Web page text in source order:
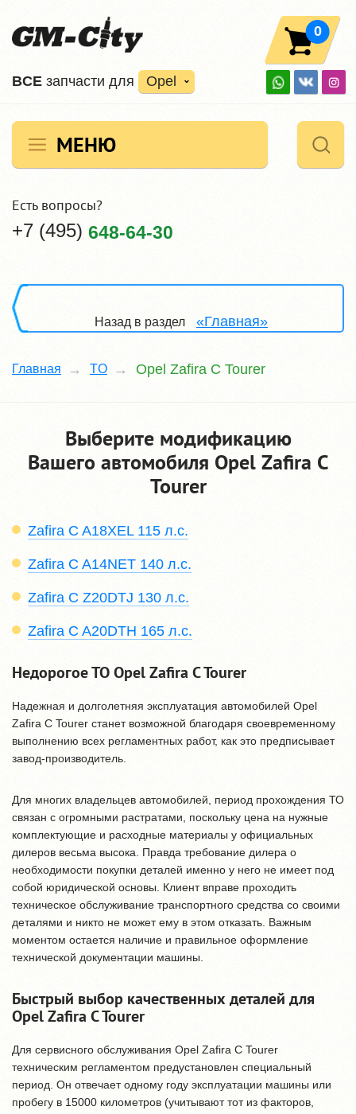
ВCE запчасти для Opel
0
МЕНЮ
Есть вопросы?
+7 (495) 648-64-30
Назад в раздел «Главная»
Главная TO Opel Zafira C Tourer
Выберите модификацию
Вашего автомобиля Opel Zafira C
Tourer
Zafira C A18XEL 115 л.с.
Zafira C A14NET 140 л.с.
Zafira C Z20DTJ 130 л.с.
Zafira C A20DTH 165 л.с.
Недорогое ТО Opel Zafira C Tourer
Надежная и долголетняя эксплуатация автомобилей Opel
Zafira C Tourer станет возможной благодаря своевременному
выполнению всех регламентных работ, как это предписывает
завод-производитель.
Для многих владельцев автомобилей, период прохождения ТО
связан с огромными растратами, поскольку цена на нужные
комплектующие и расходные материалы у официальных
дилеров весьма высока. Правда требование дилера о
необходимости покупки деталей именно у него не имеет под
собой юридической основы. Клиент вправе проходить
техническое обслуживание транспортного средства со своими
деталями и никто не может ему в этом отказать. Важным
моментом остается наличие и правильное оформление
технической документации машины.
Быстрый выбор качественных деталей для
Opel Zafira C Tourer
Для сервисного обслуживания Opel Zafira C Tourer
техническим регламентом предустановлен специальный
период. Он отвечает одному году эксплуатации машины или
пробегу в 15000 километров (учитывают тот из факторов,